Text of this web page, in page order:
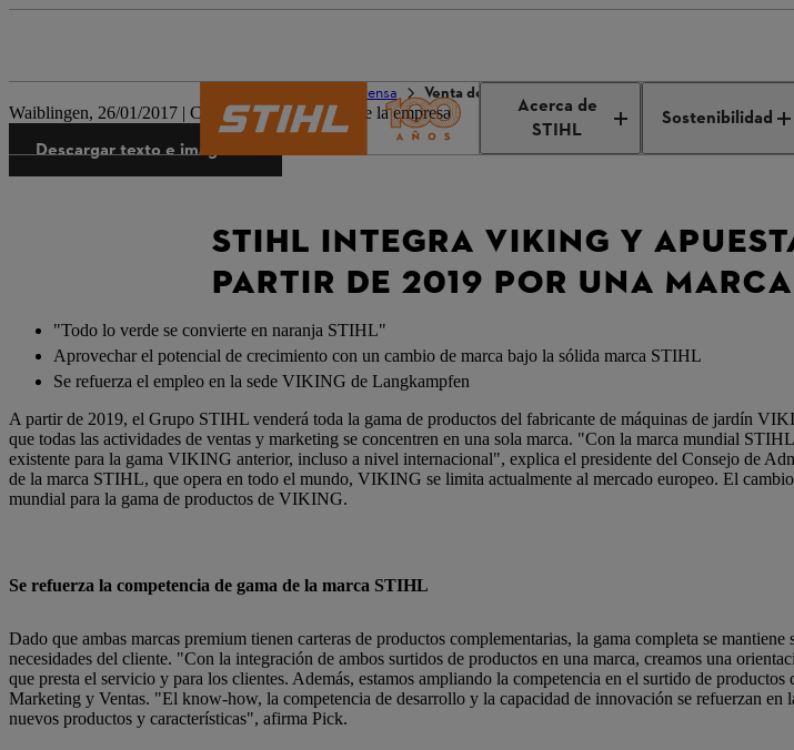
Acerca de
STIHL
Sostenibilidad
Prensa Venta de los productos VIKING a partir de 2019 bajo la
Waiblingen, 26/01/2017 | Comunicado de prensa de la empresa
Descargar texto e imágenes
STIHL INTEGRA VIKING Y
PARTIR DE 2019 POR UNA
"Todo lo verde se convierte en naranja STIHL"
Aprovechar el potencial de crecimiento con un cambio de marca bajo la sólida marca STIHL
Se refuerza el empleo en la sede VIKING de Langkampfen
A partir de 2019, el Grupo STIHL venderá toda la gama de productos del fabricante de máquinas de jardín
que todas las actividades de ventas y marketing se concentren en una sola marca. "Con la marca mundial
existente para la gama VIKING anterior, incluso a nivel internacional", explica el presidente del Consejo de
de la marca STIHL, que opera en todo el mundo, VIKING se limita actualmente al mercado europeo. El
mundial para la gama de productos de VIKING.
Se refuerza la competencia de gama de la marca STIHL
Dado que ambas marcas premium tienen carteras de productos complementarias, la gama completa se
necesidades del cliente. "Con la integración de ambos surtidos de productos en una marca, creamos una
que presta el servicio y para los clientes. Además, estamos ampliando la competencia en el surtido de
Marketing y Ventas. "El know-how, la competencia de desarrollo y la capacidad de innovación se refuerzan en
nuevos productos y características", afirma Pick.